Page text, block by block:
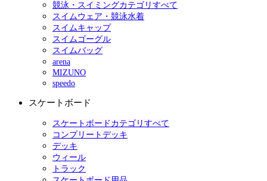
競泳・スイミングカテゴリすべて
スイムウェア・競泳水着
スイムキャップ
スイムゴーグル
スイムバッグ
arena
MIZUNO
speedo
スケートボード
スケートボードカテゴリすべて
コンプリートデッキ
デッキ
ウィール
トラック